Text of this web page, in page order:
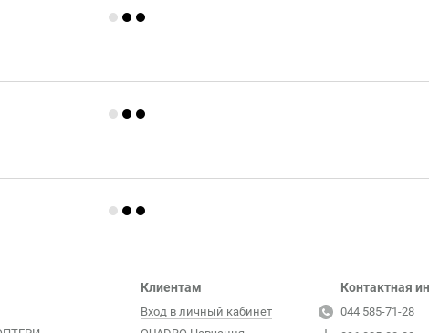
Клиентам
Вход в личный кабинет
Контактная
044 585-71-28